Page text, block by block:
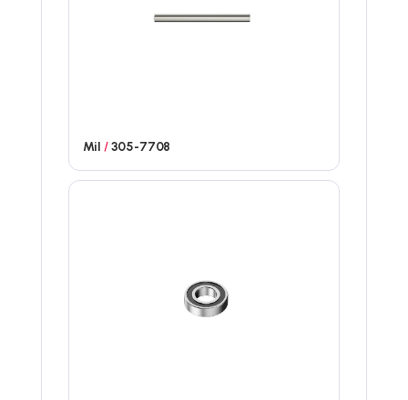
Mil /305-7708